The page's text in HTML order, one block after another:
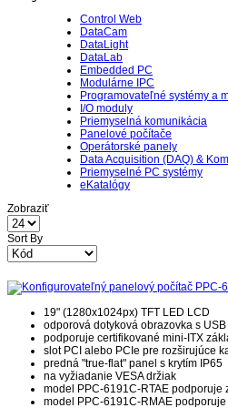
Control Web
DataCam
DataLight
DataLab
Embedded PC
Modulárne IPC
Programovateľné systémy a
I/O moduly
Priemyselná komunikácia
Panelové počítače
Operátorské panely
Data Acquisition (DAQ) &
Priemyselné PC systémy
eKatalógy
Zobraziť
Sort By
19" (1280x1024px) TFT LED LCD
odporová dotyková obrazovka s
podporuje certifikované mini-ITX
slot PCI alebo PCIe pre rozširujúce
predná "true-flat" panel s krytím IP65
na vyžiadanie VESA držiak
model PPC-6191C-RTAE podporuje
model PPC-6191C-RMAE